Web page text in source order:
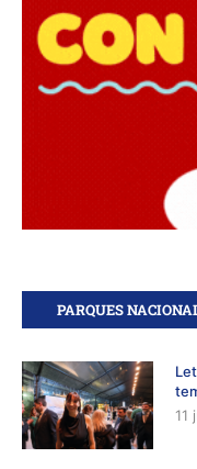
PARQUES
11